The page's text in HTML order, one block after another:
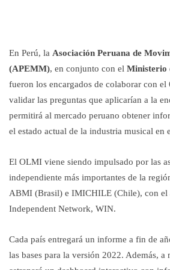
En Perú, la Asociación Peruana de
(APEMM), en conjunto con el Ministerio
fueron los encargados de colaborar con
validar las preguntas que aplicarían a la
permitirá al mercado peruano obtener
el estado actual de la industria musical en
El OLMI viene siendo impulsado por las
independiente más importantes de la
ABMI (Brasil) e IMICHILE (Chile), con el
Independent Network, WIN.
Cada país entregará un informe a fin de
las bases para la versión 2022. Además, a